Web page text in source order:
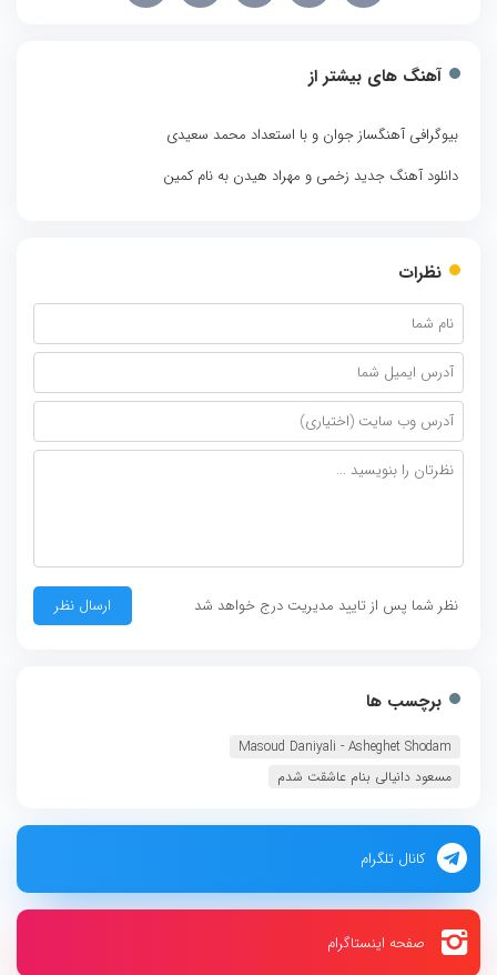
آهنگ های بیشتر از
بیوگرافی آهنگساز جوان و با استعداد محمد سعیدی
دانلود آهنگ جدید زخمی و مهراد هیدن به نام کمین
نظرات
نظر شما پس از تایید مدیریت درج خواهد شد
برچسب ها
Masoud Daniyali - Asheghet Shodam
مسعود دانیالی بنام عاشقت شدم
کانال تلگرام
صفحه اینستاگرام